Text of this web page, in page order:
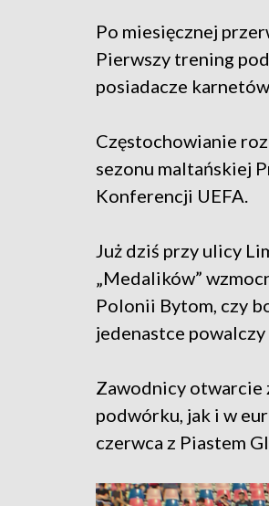
Po miesięcznej
Pierwszy trening
posiadacze
Częstochowianie
sezonu maltańskiej
Konferencji UEFA.
Już dziś przy ulicy
„Medalików”
Polonii Bytom, czy
jedenastce
Zawodnicy otwarcie
podwórku, jak i w
czerwca z Piastem